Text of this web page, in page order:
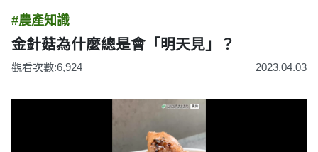
#農產知識
金針菇為什麼總是會「明天見」？
觀看次數:6,924 2023.04.03